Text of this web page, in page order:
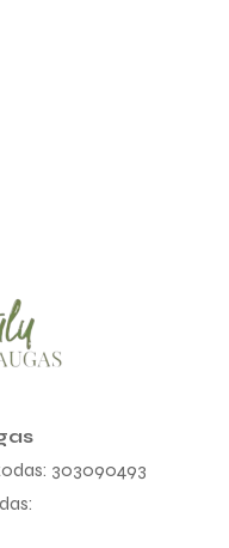
303090493